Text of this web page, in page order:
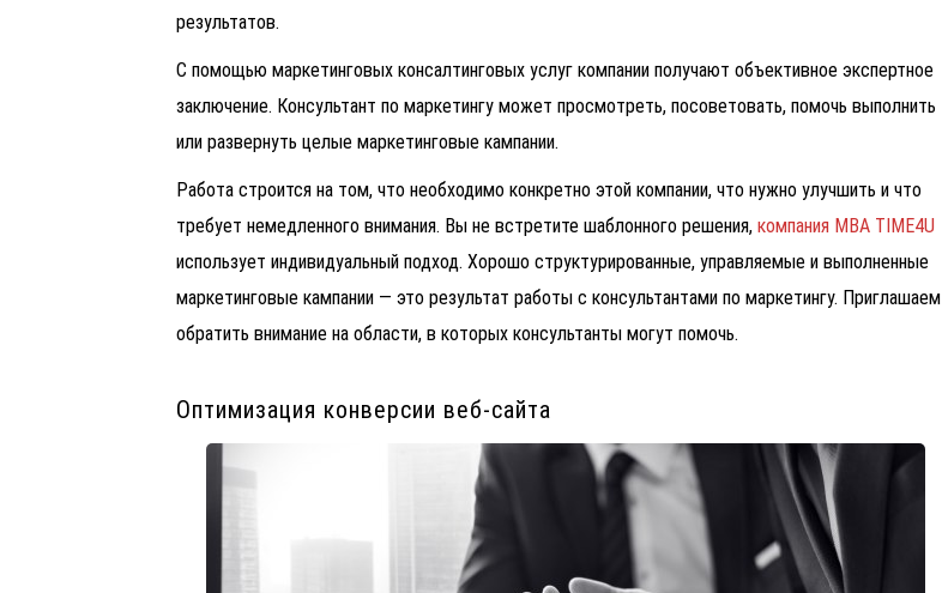
результатов.
С помощью маркетинговых консалтинговых услуг компании получают объективное экспертное
заключение. Консультант по маркетингу может просмотреть, посоветовать, помочь выполнить
или развернуть целые маркетинговые кампании.
Работа строится на том, что необходимо конкретно этой компании, что нужно улучшить и что
требует немедленного внимания. Вы не встретите шаблонного решения, компания MBA TIME4U
использует индивидуальный подход. Хорошо структурированные, управляемые и выполненные
маркетинговые кампании — это результат работы с консультантами по маркетингу. Приглашаем
обратить внимание на области, в которых консультанты могут помочь.
Оптимизация конверсии веб-сайта